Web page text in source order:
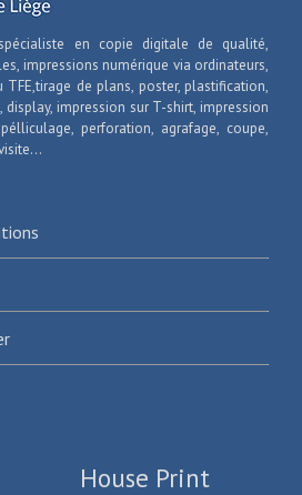
en copie digitale de qualité,
impressions numérique via ordinateurs,
TFE,tirage de plans, poster, plastification,
display, impression sur T-shirt, impression
perforation, agrafage, coupe,
House Print